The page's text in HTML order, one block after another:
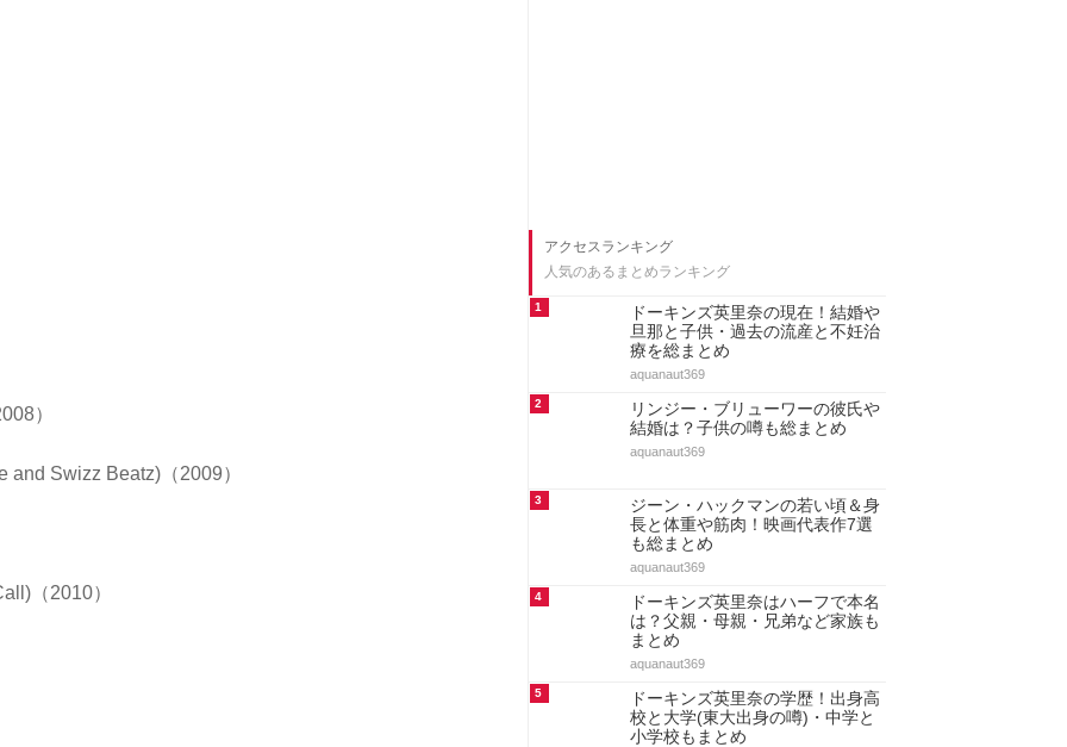
）
and Swizz Beatz)（2009）
（2010）
アクセスランキング
人気のあるまとめランキング
1
ドーキンズ英里奈の現在！結婚や
旦那と子供・過去の流産と不妊治
療を総まとめ
aquanaut369
2
リンジー・ブリューワーの彼氏や
結婚は？子供の噂も総まとめ
aquanaut369
3
ジーン・ハックマンの若い頃＆身
長と体重や筋肉！映画代表作7選
も総まとめ
aquanaut369
4
ドーキンズ英里奈はハーフで本名
は？父親・母親・兄弟など家族も
まとめ
aquanaut369
5
ドーキンズ英里奈の学歴！出身高
校と大学(東大出身の噂)・中学と
小学校もまとめ